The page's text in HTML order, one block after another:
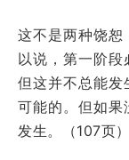
这不是两种饶恕
以说，第一阶段
但这并不总能发
可能的。但如果
发生。（107页）